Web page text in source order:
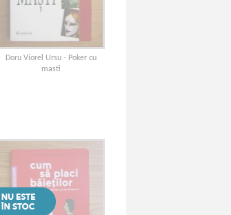
Doru Viorel Ursu - Poker cu
masti